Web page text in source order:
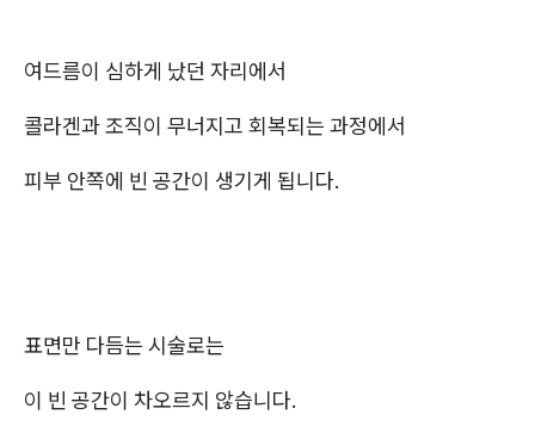
여드름이 심하게 났던 자리에서
콜라겐과 조직이 무너지고 회복되는 과정에서
피부 안쪽에 빈 공간이 생기게 됩니다.
표면만 다듬는 시술로는
이 빈 공간이 차오르지 않습니다.